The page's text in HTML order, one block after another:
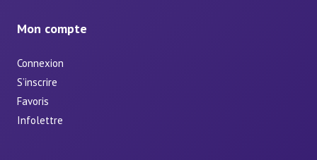
Mon compte
Connexion
S’inscrire
Favoris
Infolettre